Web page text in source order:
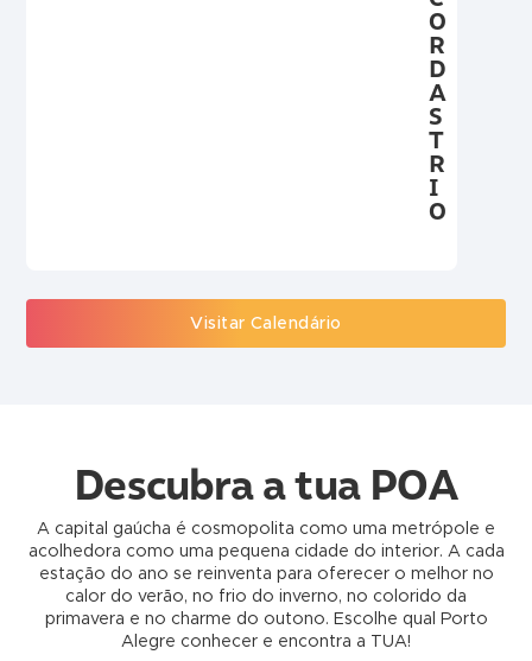
O
R
D
A
S
T
R
I
O
Visitar Calendário
Descubra a tua POA
A capital gaúcha é cosmopolita como uma metrópole e
acolhedora como uma pequena cidade do interior. A cada
estação do ano se reinventa para oferecer o melhor no
calor do verão, no frio do inverno, no colorido da
primavera e no charme do outono. Escolhe qual Porto
Alegre conhecer e encontra a TUA!